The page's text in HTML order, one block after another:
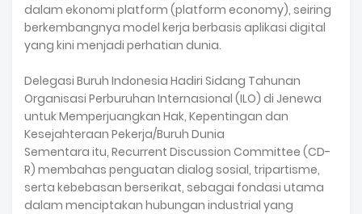
dalam ekonomi platform (platform economy), seiring
berkembangnya model kerja berbasis aplikasi digital
yang kini menjadi perhatian dunia.
Delegasi Buruh Indonesia Hadiri Sidang Tahunan
Organisasi Perburuhan Internasional (ILO) di Jenewa
untuk Memperjuangkan Hak, Kepentingan dan
Kesejahteraan Pekerja/Buruh Dunia
Sementara itu, Recurrent Discussion Committee (CD-
R) membahas penguatan dialog sosial, tripartisme,
serta kebebasan berserikat, sebagai fondasi utama
dalam menciptakan hubungan industrial yang